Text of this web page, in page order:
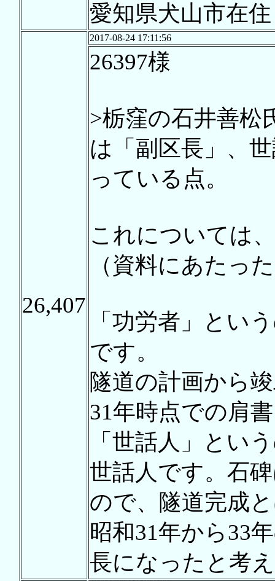
愛知県犬山市在
26,407
2017-08-24 17:11:56
26397様
>栃窪の石井善松
は「副区長」、
っている点。
これについては
（資料にあたっ
「功労者」とい
です。
隧道の計画から
31年時点での肩
「世話人」とい
世話人です。石
ので、隧道完成
昭和31年から33
長になったと考